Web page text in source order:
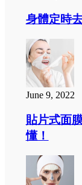
身體定時
June 9, 2022
貼片式面
懂！